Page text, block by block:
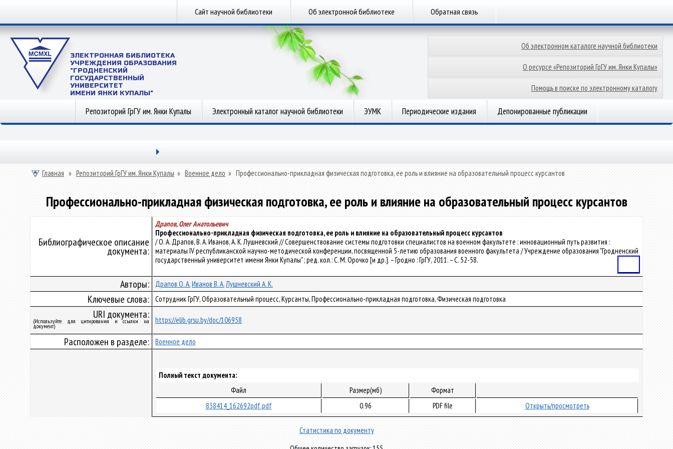
Сайт научной библиотеки Об электронной библиотеке Обратная связь
ЭЛЕКТРОННАЯ БИБЛИОТЕКА
УЧРЕЖДЕНИЯ ОБРАЗОВАНИЯ
"ГРОДНЕНСКИЙ
ГОСУДАРСТВЕННЫЙ
УНИВЕРСИТЕТ
ИМЕНИ ЯНКИ КУПАЛЫ"
Об электронном каталоге научной библиотеки
О ресурсе «Репозиторий ГрГУ им. Янки Купалы»
Помощь в поиске по электронному каталогу
Репозиторий ГрГУ им. Янки Купалы Электронный каталог научной библиотеки ЭУМК Периодические издания Депонированные публикации
Главная » Репозиторий ГрГУ им. Янки Купалы » Военное дело » Профессионально-прикладная физическая подготовка, ее роль и влияние на образовательный процесс курсантов
Профессионально-прикладная физическая подготовка, ее роль и влияние на образовательный процесс курсантов
Библиографическое описание
документа:
Драпов, Олег Анатольевич
Профессионально-прикладная физическая подготовка, ее роль и влияние на образовательный процесс курсантов
/ О. А. Драпов, В. А. Иванов, А. К. Лушневский // Совершенствование системы подготовки специалистов на военном факультете : инновационный путь развития :
материалы IV республиканской научно-методической конференции, посвященной 5-летию образования военного факультета / Учреждение образования "Гродненский
государственный университет имени Янки Купалы" ; ред. кол.: С. М. Орочко [и др.]. – Гродно : ГрГУ, 2011. – С. 52-58.
Авторы: Драпов О. А.Иванов В. А.Лушневский А. К.
Ключевые слова: Сотрудник ГрГУ, Образовательный процесс, Курсанты, Профессионально-прикладная подготовка, Физическая подготовка
URI документа:
(Используйте для цитирования и ссылки на
документ)
https://elib.grsu.by/doc/106958
Расположен в разделе: Военное дело
Полный текст документа:
Файл
Размер(мб)
Формат
838414_162692pdf.pdf
0.96 PDF file Открыть/просмотреть
Статистика по документу